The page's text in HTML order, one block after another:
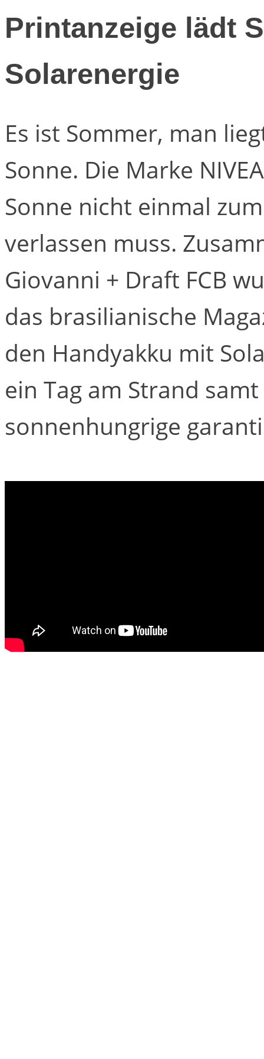
Printanzeige lädt
Solarenergie
Es ist Sommer, man
Sonne. Die Marke
Sonne nicht einmal
verlassen muss.
Giovanni + Draft FCB
das brasilianische
den Handyakku mit
ein Tag am Strand
sonnenhungrige